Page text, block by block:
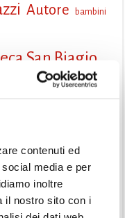
contenuti ed
media e per
inoltre
il nostro sito con i
Autore bambini
San Biagio
cittàchelegge cultura
lettura incontri letterari
silenziosa